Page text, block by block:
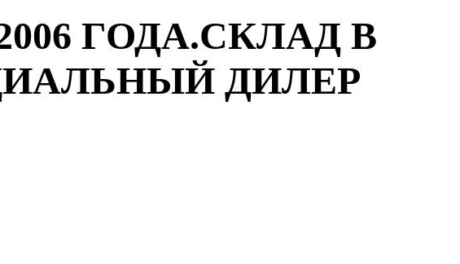
ГОДА.СКЛАД В
ДИЛЕР